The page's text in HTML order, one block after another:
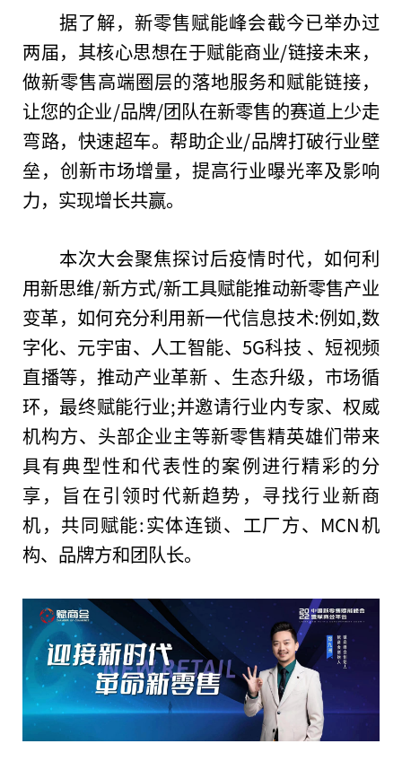
据了解，新零售赋能峰会截今已举办过
两届，其核心思想在于赋能商业/链接未来，
做新零售高端圈层的落地服务和赋能链接，
让您的企业/品牌/团队在新零售的赛道上少走
弯路，快速超车。帮助企业/品牌打破行业壁
垒，创新市场增量，提高行业曝光率及影响
力，实现增长共赢。
本次大会聚焦探讨后疫情时代，如何利
用新思维/新方式/新工具赋能推动新零售产业
变革，如何充分利用新一代信息技术:例如,数
字化、 元宇宙、人工智能、5G科技 、短视频
直播等，推动产业革新 、生态升级，市场循
环，最终赋能行业;并邀请行业内专家、权威
机构方、头部企业主等新零售精英雄们带来
具有典型性和代表性的案例进行精彩的分
享，旨在引领时代新趋势，寻找行业新商
机，共同赋能:实体连锁、工厂方、MCN机
构、品牌方和团队长。